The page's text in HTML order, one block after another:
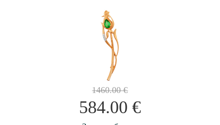
1460.00€
584.00 €